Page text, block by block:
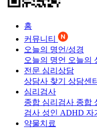
홈
커뮤니티
오늘의 명언/성경
오늘의 명언 오늘의
전문 심리상담
상담사 찾기 상담센
심리검사
종합 심리검사 종합
검사 성인 ADHD 자
약물치료